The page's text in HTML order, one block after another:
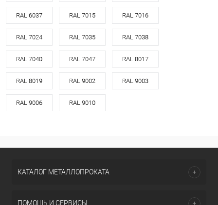
RAL 6037 RAL 7015 RAL 7016
RAL 7024 RAL 7035 RAL 7038
RAL 7040 RAL 7047 RAL 8017
RAL 8019 RAL 9002 RAL 9003
RAL 9006 RAL 9010
КАТАЛОГ МЕТАЛЛОПРОКАТА
ПОМОЩЬ И СЕРВИСЫ